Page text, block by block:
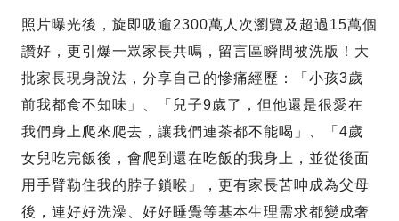
照片曝光後，旋即吸逾2300萬人次瀏覽及超過15萬個
讚好，更引爆一眾家長共鳴，留言區瞬間被洗版！大
批家長現身說法，分享自己的慘痛經歷：「小孩3歲
前我都食不知味」、「兒子9歲了，但他還是很愛在
我們身上爬來爬去，讓我們連茶都不能喝」、「4歲
女兒吃完飯後，會爬到還在吃飯的我身上，並從後面
用手臂勒住我的脖子鎖喉」，更有家長苦呻成為父母
後，連好好洗澡、好好睡覺等基本生理需求都變成奢